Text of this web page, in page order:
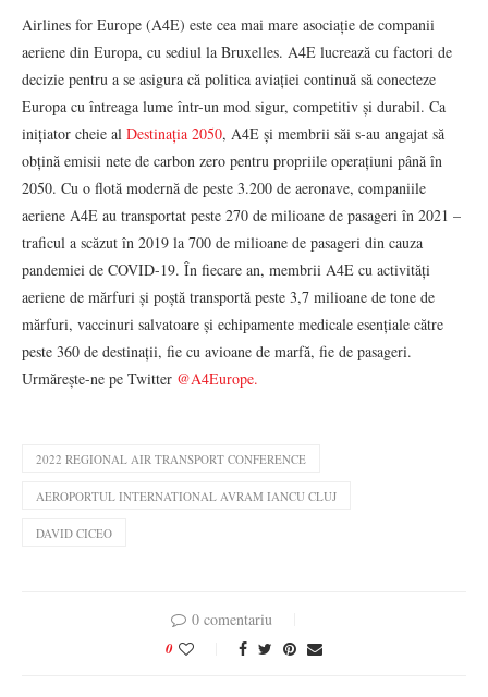
Airlines for Europe (A4E) este cea mai mare asociație de companii
aeriene din Europa, cu sediul la Bruxelles. A4E lucrează cu factori de
decizie pentru a se asigura că politica aviației continuă să conecteze
Europa cu întreaga lume într-un mod sigur, competitiv și durabil. Ca
inițiator cheie al Destinația 2050, A4E și membrii săi s-au angajat să
obțină emisii nete de carbon zero pentru propriile operațiuni până în
2050. Cu o flotă modernă de peste 3.200 de aeronave, companiile
aeriene A4E au transportat peste 270 de milioane de pasageri în 2021 –
traficul a scăzut în 2019 la 700 de milioane de pasageri din cauza
pandemiei de COVID-19. În fiecare an, membrii A4E cu activități
aeriene de mărfuri și poștă transportă peste 3,7 milioane de tone de
mărfuri, vaccinuri salvatoare și echipamente medicale esențiale către
peste 360 de destinații, fie cu avioane de marfă, fie de pasageri.
Urmărește-ne pe Twitter @A4Europe.
2022 REGIONAL AIR TRANSPORT CONFERENCE
AEROPORTUL INTERNATIONAL AVRAM IANCU CLUJ
DAVID CICEO
0 comentariu
0